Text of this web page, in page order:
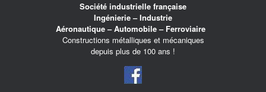
Société industrielle française
Ingénierie – Industrie
Aéronautique – Automobile – Ferroviaire
Constructions métalliques et mécaniques
depuis plus de 100 ans !